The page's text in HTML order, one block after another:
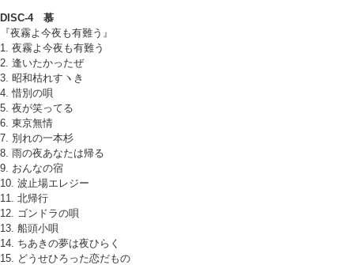
DISC-4 慕
『夜霧よ今夜も有難う』
1. 夜霧よ今夜も有難う
2. 逢いたかったぜ
3. 昭和枯れすヽき
4. 惜別の唄
5. 夜が笑ってる
6. 東京無情
7. 別れの一本杉
8. 雨の夜あなたは帰る
9. おんなの宿
10. 波止場エレジー
11. 北帰行
12. ゴンドラの唄
13. 船頭小唄
14. ちあきの夢は夜ひらく
15. どうせひろった恋だもの